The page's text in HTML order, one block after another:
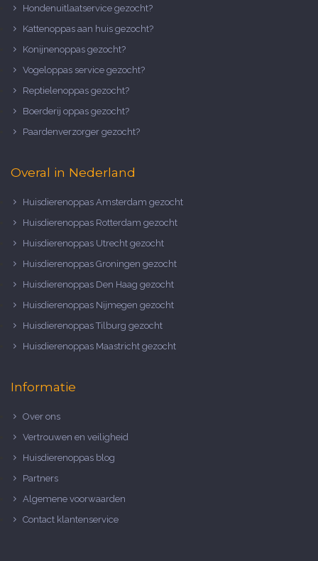
Hondenuitlaatservice gezocht?
Kattenoppas aan huis gezocht?
Konijnenoppas gezocht?
Vogeloppas service gezocht?
Reptielenoppas gezocht?
Boerderij oppas gezocht?
Paardenverzorger gezocht?
Overal in Nederland
Huisdierenoppas Amsterdam gezocht
Huisdierenoppas Rotterdam gezocht
Huisdierenoppas Utrecht gezocht
Huisdierenoppas Groningen gezocht
Huisdierenoppas Den Haag gezocht
Huisdierenoppas Nijmegen gezocht
Huisdierenoppas Tilburg gezocht
Huisdierenoppas Maastricht gezocht
Informatie
Over ons
Vertrouwen en veiligheid
Huisdierenoppas blog
Partners
Algemene voorwaarden
Contact klantenservice